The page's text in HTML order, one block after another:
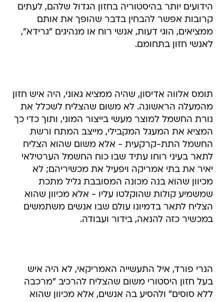
הידועים יותר בהיסטוריה בחזון הגדול שלהם, לעתים
קרובות אפשר להבחין בדבר שהופך את אותם
ממציאים, הוגי דעות, אנשי רוח או מנהיגים "גרידא",
לאנשי חזון בתחומם.
תומס אלווה אדיסון, שהיה ממציא גאוני, היה איש חזון
מהמעלה הראשונה. לא משום שהצליח לשכלל את
נורת החשמל למוצר מעשי בייצור המוני, ותוך כדי כך
המציא את המעגל המקבילי, מייצב המתח ורשת
החשמל התת-קרקעית - אלא משום שהוא הצליח
לתאר בעיני רוחו עתיד שבו כוח החשמל הערטילאי
יאיר את בתי אמריקה ויפעיל את מכשיריהם; לא
מכיוון שהוא בנה מכונה המסובבת גליל מתכת
שמשמיע קולות שהוקלטו עליו - אלא מכיוון שהוא
הצליח לתאר בדמיונו עולם שבו אנשים משתמשים
במכשיר כזה להנאה, בידור ועבודה.
הנרי פורד, איל התעשייה האמריקאי, לא היה איש
בעל חזון היסטורי משום שהצליח להרכיב "מרכבה
ללא סוסים" ולהסיע בה אנשים, אלא מכיוון שהוא